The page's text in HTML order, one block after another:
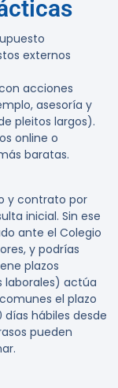
externos
acciones
asesoría y
pleitos largos).
online o
baratas.
y contrato por
inicial. Sin ese
ante el Colegio
y podrías
plazos
laborales) actúa
el plazo
hábiles desde
pueden